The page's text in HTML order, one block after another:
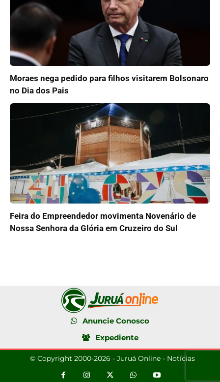
Moraes nega pedido para filhos visitarem Bolsonaro
no Dia dos Pais
Feira do Empreendedor movimenta Novenário de
Nossa Senhora da Glória em Cruzeiro do Sul
Anuncie Conosco
Expediente
© Copyright 2000-2026 - Juruá Online - Notícias